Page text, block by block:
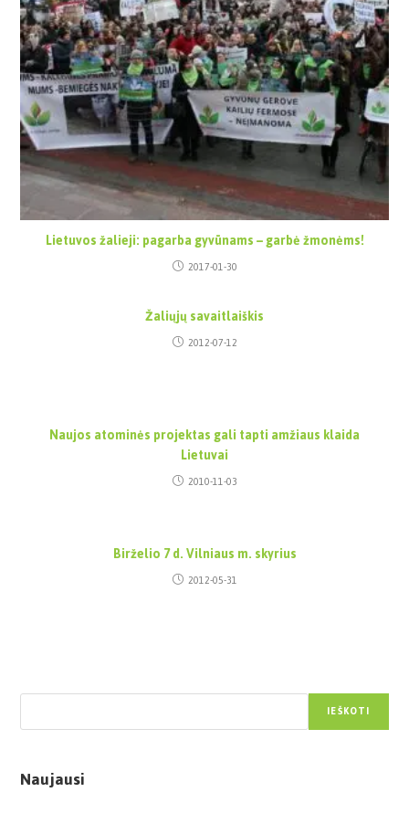
Lietuvos žalieji: pagarba gyvūnams – garbė žmonėms!
2017-01-30
Žaliųjų savaitlaiškis
2012-07-12
Naujos atominės projektas gali tapti amžiaus klaida
Lietuvai
2010-11-03
Birželio 7 d. Vilniaus m. skyrius
2012-05-31
IEŠKOTI
Naujausi